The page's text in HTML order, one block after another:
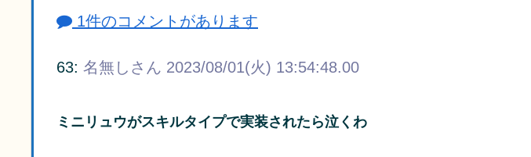
1件のコメントがあります
63: 名無しさん 2023/08/01(火) 13:54:48.00
ミニリュウがスキルタイプで実装されたら泣くわ